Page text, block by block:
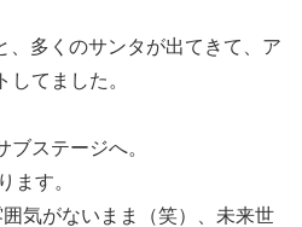
、多くのサンタが出てきて、ア
してました。
ステージへ。
ます。
気がないまま（笑）、未来世